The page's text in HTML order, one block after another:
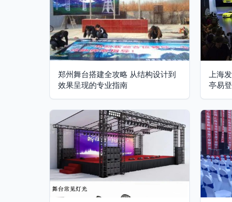
郑州舞台搭建全攻略 从结构设计到
效果呈现的专业指南
上海
亭易